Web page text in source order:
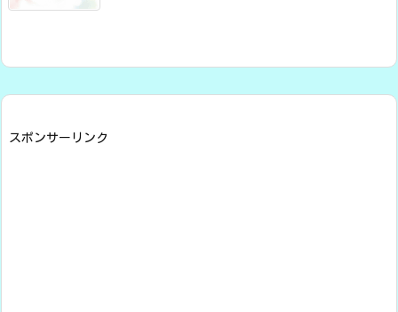
スポンサーリンク